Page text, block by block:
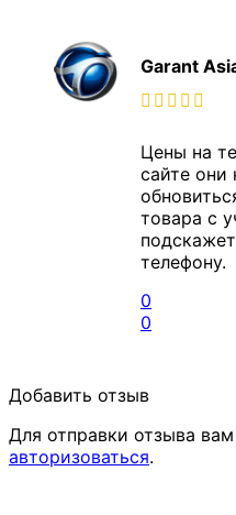
Garant
Цены на
сайте они
товара с
телефону.
0
0
Добавить отзыв
Для отправки отзыва
авторизоваться.